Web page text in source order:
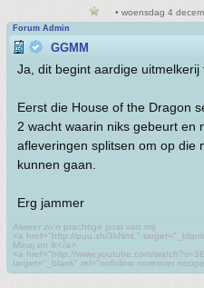
• woensdag 4
Forum Admin
GGMM
Ja, dit begint aardige uitmelkerij
Eerst die House of the Dragon
2 wacht waarin niks gebeurt en
afleveringen splitsen om op die
kunnen gaan.
Erg jammer
Alweer zo'n prachtige post van mij.
<a href="http://puu.sh/3kNmL"
Minaj en ik</a>
<a href="http://www.youtube.com/
target="_blank" rel="nofollow norererer